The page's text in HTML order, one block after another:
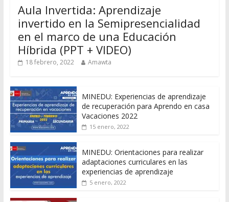
Aula Invertida: Aprendizaje
invertido en la Semipresencialidad
en el marco de una Educación
Híbrida (PPT + VIDEO)
18 febrero, 2022 Amawta
MINEDU: Experiencias de aprendizaje
de recuperación para Aprendo en casa
Vacaciones 2022
15 enero, 2022
MINEDU: Orientaciones para realizar
adaptaciones curriculares en las
experiencias de aprendizaje
5 enero, 2022